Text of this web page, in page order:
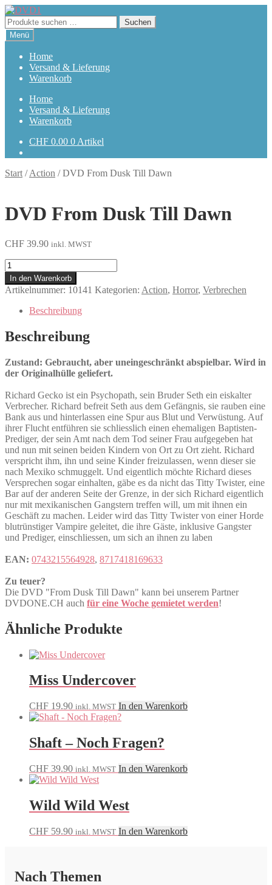
Zur
Navigation
springen
Zum
Inhalt
springen
Suchen
nach:
Suchen
Menü
Home
Versand & Lieferung
Warenkorb
Home
Versand & Lieferung
Warenkorb
CHF 0.00 0 Artikel
Start /Action /DVD From Dusk Till Dawn
DVD From Dusk Till Dawn
CHF 39.90 inkl. MWST
From
Dusk
Till
Dawn
Menge
In den Warenkorb
Artikelnummer: 10141 Kategorien: Action, Horror, Verbrechen
Beschreibung
Beschreibung
Zustand: Gebraucht, aber uneingeschränkt abspielbar. Wird in
der Originalhülle geliefert.
Richard Gecko ist ein Psychopath, sein Bruder Seth ein eiskalter
Verbrecher. Richard befreit Seth aus dem Gefängnis, sie rauben eine
Bank aus und hinterlassen eine Spur aus Blut und Verwüstung. Auf
ihrer Flucht entführen sie schliesslich einen ehemaligen Baptisten-
Prediger, der sein Amt nach dem Tod seiner Frau aufgegeben hat
und nun mit seinen beiden Kindern von Ort zu Ort zieht. Richard
verspricht ihm, ihn und seine Kinder freizulassen, wenn dieser sie
nach Mexiko schmuggelt. Und eigentlich möchte Richard dieses
Versprechen sogar einhalten, gäbe es da nicht das Titty Twister, eine
Bar auf der anderen Seite der Grenze, in der sich Richard eigentlich
nur mit mexikanischen Gangstern treffen will, um mit ihnen ein
Geschäft zu machen. Leider wird das Titty Twister von einer Horde
blutrünstiger Vampire geleitet, die ihre Gäste, inklusive Gangster
und Prediger, einschliessen, um sich an ihnen zu laben
EAN: 0743215564928, 8717418169633
Zu teuer?
Die DVD "From Dusk Till Dawn" kann bei unserem Partner
DVDONE.CH auch für eine Woche gemietet werden!
Ähnliche Produkte
Miss Undercover
CHF 19.90 inkl. MWST In den Warenkorb
Shaft – Noch Fragen?
CHF 39.90 inkl. MWST In den Warenkorb
Wild Wild West
CHF 59.90 inkl. MWST In den Warenkorb
Nach Themen